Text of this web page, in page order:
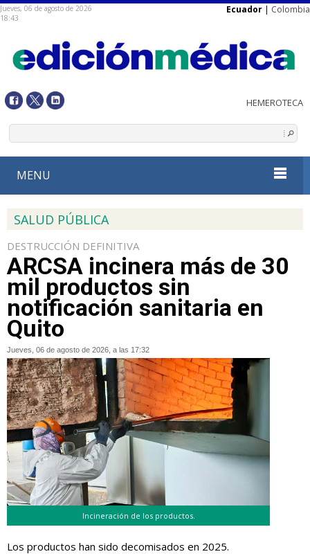
Jueves, 06 de agosto de 2026
18:43
Ecuador | Colombia
MENU
SALUD PÚBLICA
DESTRUCCIÓN DEFINITIVA
ARCSA incinera más de 30
mil productos sin
notificación sanitaria en
Quito
Jueves, 06 de agosto de 2026, a las 17:32
Incineración de los productos.
Los productos han sido decomisados en 2025.